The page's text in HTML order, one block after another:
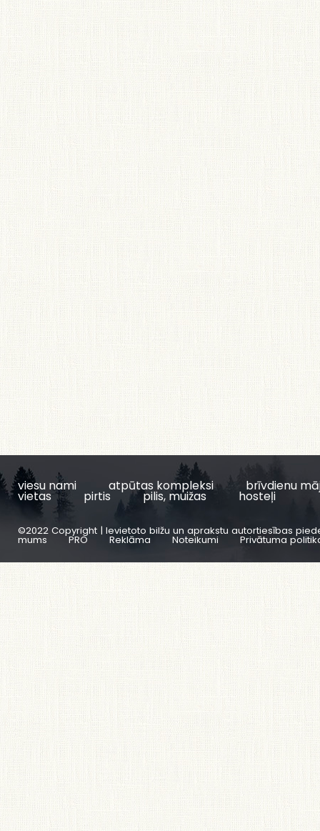
viesu nami atpūtas kompleksi brīvdienu
vietas pirtis pilis, muižas hosteļi
©2022 Copyright | Ievietoto bilžu un aprakstu autortiesības
mums PRO Reklāma Noteikumi Privātuma